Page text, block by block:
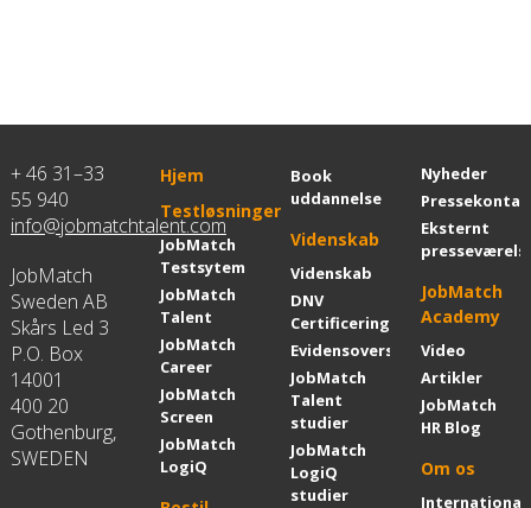
+ 46 31–33
55 940
info@jobmatchtalent.com
JobMatch
Sweden AB
Skårs Led 3
P.O. Box
14001
400 20
Gothenburg,
SWEDEN
Hjem
Testløsninger
JobMatch
Testsytem
JobMatch
Talent
JobMatch
Career
JobMatch
Screen
JobMatch
LogiQ
Book
uddannelse
Videnskab
Videnskab
DNV
Certificering
Evidensoversigt
JobMatch
Talent
studier
JobMatch
LogiQ
studier
Nyheder
Eksternt
JobMatch
Academy
Video
Artikler
JobMatch
HR Blog
Om os